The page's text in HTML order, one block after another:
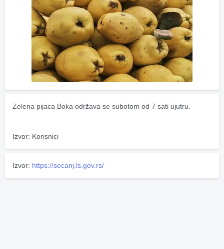
Zelena pijaca Boka održava se subotom od 7 sati ujutru.
Izvor: Korisnici
Izvor: https://secanj.ls.gov.rs/